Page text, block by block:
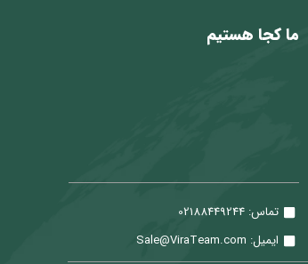
ما کجا هستیم
تماس: 02188449244
ایمیل: Sale@ViraTeam.com